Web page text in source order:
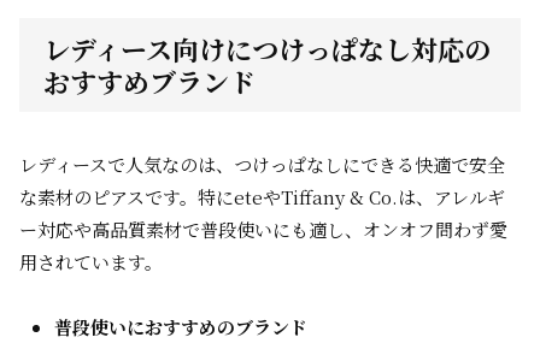
レディース向けにつけっぱなし対応の
おすすめブランド
レディースで人気なのは、つけっぱなしにできる快適で安全
な素材のピアスです。特にeteやTiffany & Co.は、アレルギ
ー対応や高品質素材で普段使いにも適し、オンオフ問わず愛
用されています。
普段使いにおすすめのブランド